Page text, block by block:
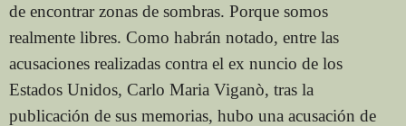
de encontrar zonas de sombras. Porque somos
realmente libres. Como habrán notado, entre las
acusaciones realizadas contra el ex nuncio de los
Estados Unidos, Carlo Maria Viganò, tras la
publicación de sus memorias, hubo una acusación de